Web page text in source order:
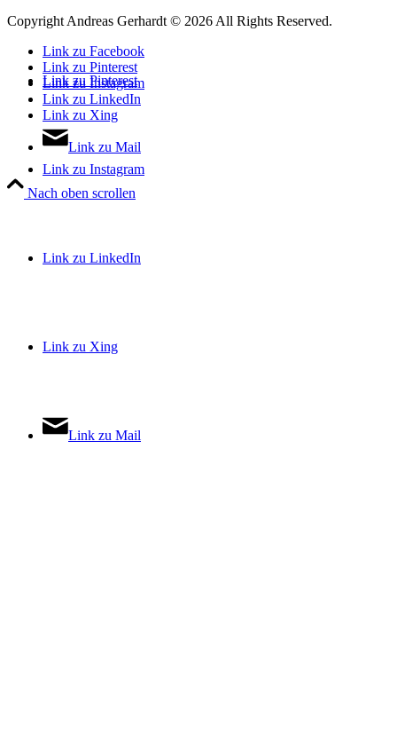
Link zu Pinterest
Link zu Instagram
Link zu LinkedIn
Link zu Xing
Link zu Mail
Copyright Andreas Gerhardt © 2026 All Rights Reserved.
Link zu Facebook
Link zu Pinterest
Link zu Instagram
Link zu LinkedIn
Link zu Xing
Link zu Mail
Nach oben scrollen